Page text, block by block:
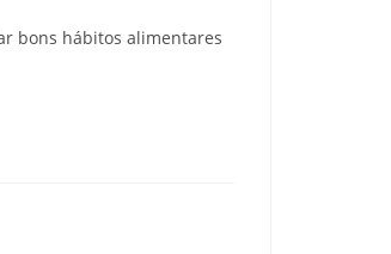
bons hábitos alimentares